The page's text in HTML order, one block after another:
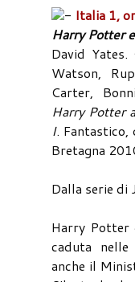
- Italia 1,
Harry Potter
David Yates.
Watson,
Carter,
Harry Potter
I. Fantastico,
Bretagna
Dalla serie di
Harry Potter
caduta
anche il